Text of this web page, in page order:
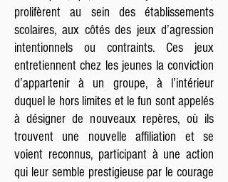
prolifèrent au sein des établissements
scolaires, aux côtés des jeux d’agression
intentionnels ou contraints. Ces jeux
entretiennent chez les jeunes la conviction
d’appartenir à un groupe, à l’intérieur
duquel le hors limites et le fun sont appelés
à désigner de nouveaux repères, où ils
trouvent une nouvelle affiliation et se
voient reconnus, participant à une action
qui leur semble prestigieuse par le courage